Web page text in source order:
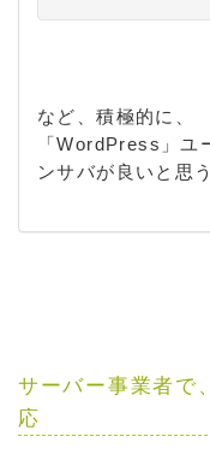
など、積極的に、
「WordPress」ユ
ンサバが良いと思う
サーバー事業者で
応